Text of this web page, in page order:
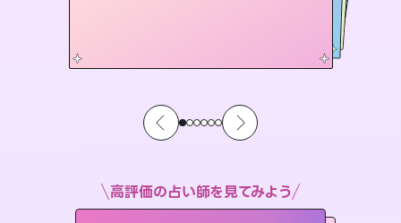
高評価の占い師を見てみよう